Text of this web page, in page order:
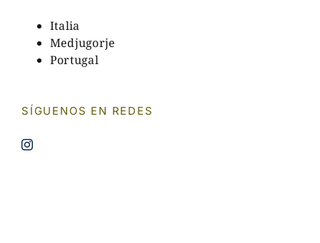
Italia
Medjugorje
Portugal
SÍGUENOS EN REDES